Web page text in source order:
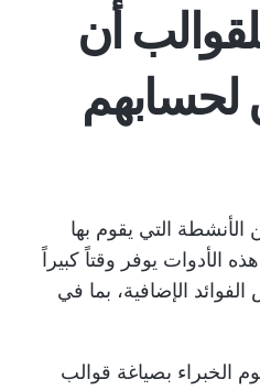
أن
لحسابهم
التي يقوم بها
الأدوات يوفر وقتاً كبيراً
الإضافية، بما في
الخبراء بصياغة قوالب